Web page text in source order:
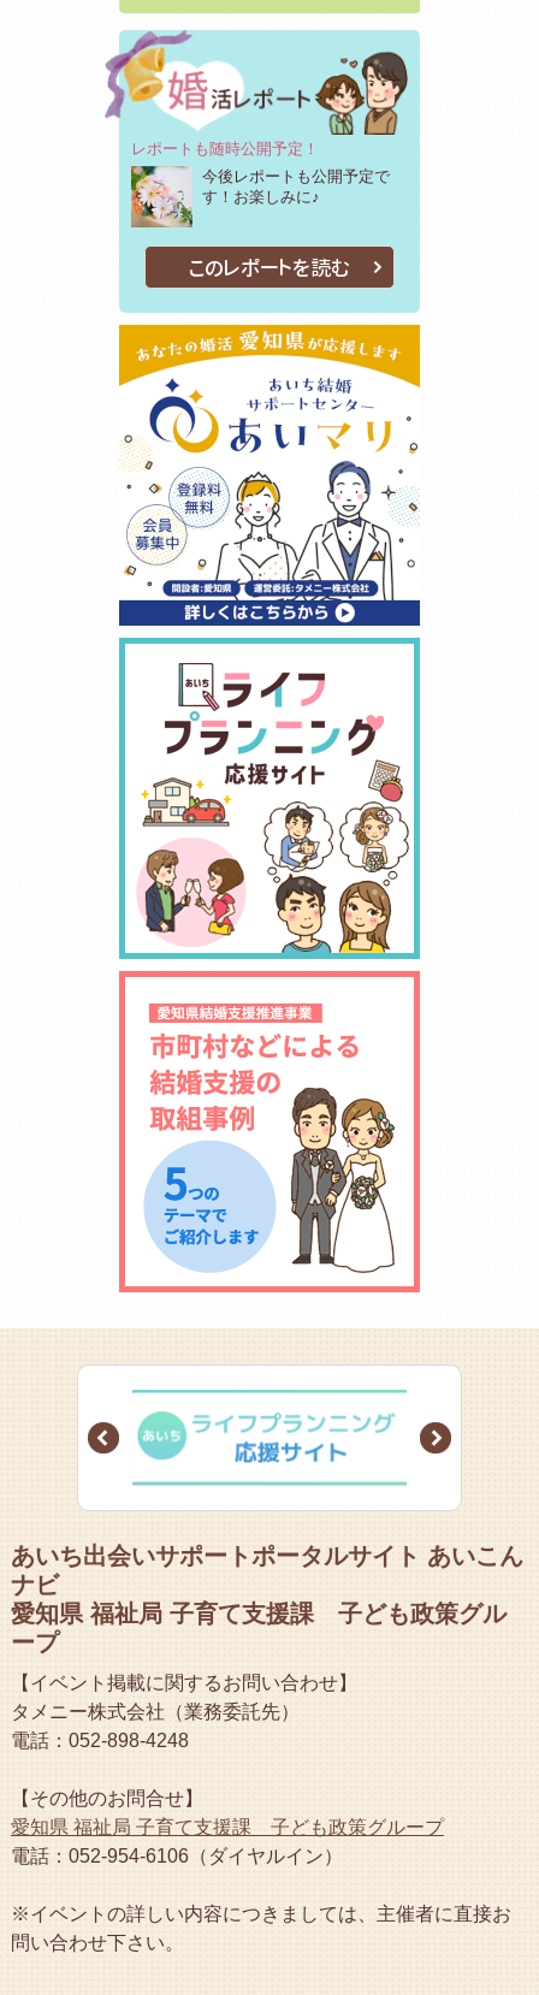
レポートも随時公開予定！
今後レポートも公開予定で
す！お楽しみに♪
このレポートを読む
Prev Next
あいち出会いサポートポータルサイト あいこん
ナビ
愛知県 福祉局 子育て支援課 子ども政策グル
ープ
【イベント掲載に関するお問い合わせ】
タメニー株式会社（業務委託先）
電話：052-898-4248
【その他のお問合せ】
愛知県 福祉局 子育て支援課 子ども政策グループ
電話：052-954-6106（ダイヤルイン）
※イベントの詳しい内容につきましては、主催者に直接お
問い合わせ下さい。